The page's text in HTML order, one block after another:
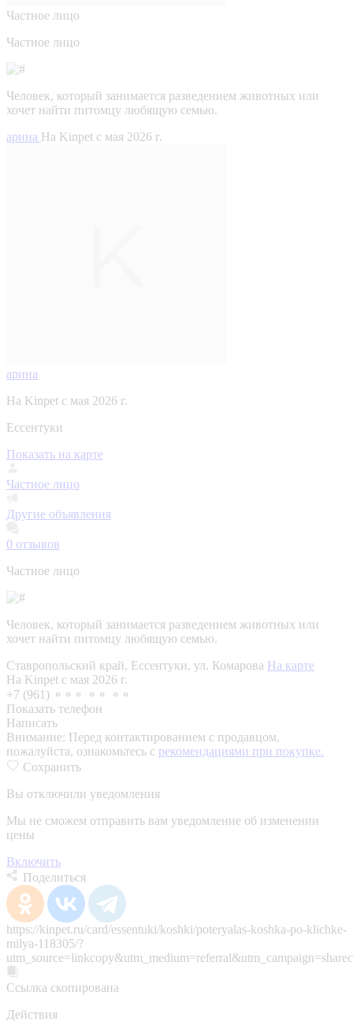
Частное лицо
Частное лицо
Человек, который занимается разведением животных или
хочет найти питомцу любящую семью.
арина На Kinpet c мая 2026 г.
арина
На Kinpet c мая 2026 г.
Ессентуки
Показать на карте
Частное лицо
Другие объявления
0 отзывов
Частное лицо
Человек, который занимается разведением животных или
хочет найти питомцу любящую семью.
Ставропольский край, Ессентуки, ул. Комарова На карте
На Kinpet c мая 2026 г.
+7 (961) ⚬⚬⚬ ⚬⚬ ⚬⚬
Показать телефон
Написать
Внимание: Перед контактированием с продавцом,
пожалуйста, ознакомьтесь с рекомендациями при покупке.
Сохранить
Вы отключили уведомления
Мы не сможем отправить вам уведомление об изменении
цены
Включить
Поделиться
https://kinpet.ru/card/essentuki/koshki/poteryalas-koshka-po-klichke-
milya-118305/?
Ссылка скопирована
Действия